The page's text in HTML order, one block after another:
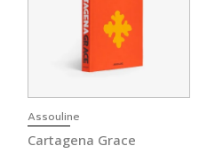
Assouline
Cartagena Grace